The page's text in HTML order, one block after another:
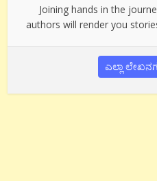
Joining hands in the
authors will render you
ಎಲ್ಲಾ